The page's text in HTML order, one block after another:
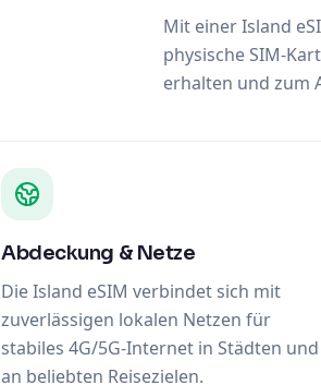
Mit einer Island
physische SIM-
erhalten und zum
Abdeckung & Netze
Die Island eSIM verbindet sich mit
zuverlässigen lokalen Netzen für
stabiles 4G/5G-Internet in Städten und
an beliebten Reisezielen.